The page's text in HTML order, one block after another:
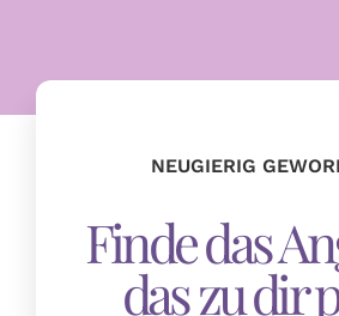
NEUGIERIG
Finde das
das zu dir